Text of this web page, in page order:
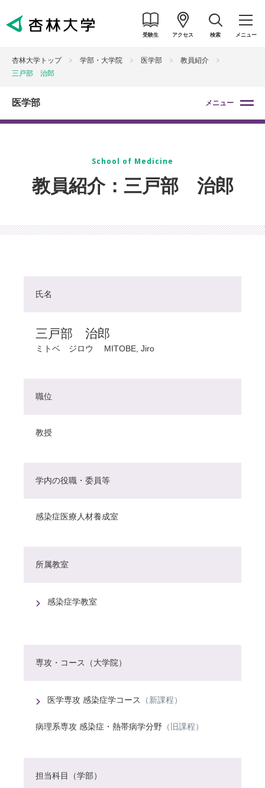
受験生 アクセス 検索 メニュー
杏林大学トップ 学部・大学院 医学部
教員紹介
三戸部 治郎
医学部 メニュー
School of Medicine
教員紹介：三戸部 治郎
氏名
三戸部 治郎
ミトベ ジロウ MITOBE, Jiro
職位
教授
学内の役職・委員等
感染症医療人材養成室
所属教室
感染症学教室
専攻・コース（大学院）
医学専攻 感染症学コース （新課程）
病理系専攻 感染症・熱帯病学分野 （旧課程）
担当科目（学部）